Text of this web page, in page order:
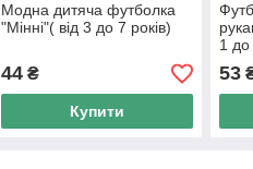
Модна дитяча футболка
"Мінні"( від 3 до 7 років)
44₴
Купити
1 до
53